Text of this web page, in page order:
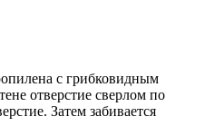
с грибковидным
отверстие сверлом по
Затем забивается